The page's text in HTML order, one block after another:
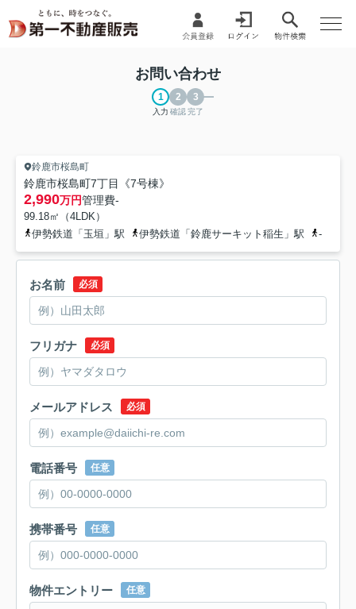
お問い合わせ
入力 確認完了
鈴鹿市桜島町
鈴鹿市桜島町7丁目《7号棟》
2,990万円管理費-
99.18㎡（4LDK）
伊勢鉄道「玉垣」駅
伊勢鉄道「鈴鹿サーキット稲生」駅 -
お名前 必須
フリガナ 必須
メールアドレス 必須
電話番号 任意
携帯番号 任意
物件エントリー 任意